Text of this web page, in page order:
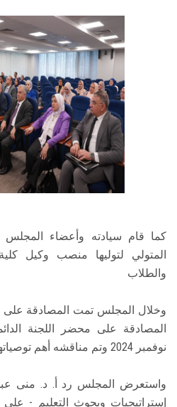
كما قام سيادته وأعضاء المجلس
المتولي لتوليها منصب وكيل
والطلاب
وخلال المجلس تمت المصادقة
نوفمبر 2024 وتم مناقشه أهم توصياتها
واستعرض المجلس رد أ. د. منى
إستراتيجيات وبحوث التعليم -